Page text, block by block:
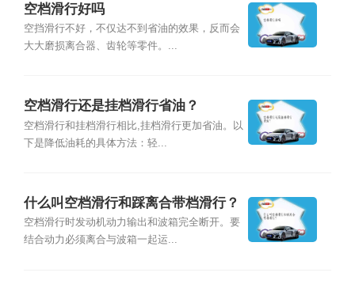
空档滑行好吗
空挡滑行不好，不仅达不到省油的效果，反而会
大大磨损离合器、齿轮等零件。...
空档滑行还是挂档滑行省油？
空档滑行和挂档滑行相比,挂档滑行更加省油。以
下是降低油耗的具体方法：轻...
什么叫空档滑行和踩离合带档滑行？
空档滑行时发动机动力输出和波箱完全断开。要
结合动力必须离合与波箱一起运...